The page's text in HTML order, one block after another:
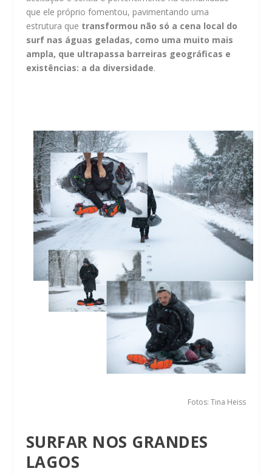
que ele próprio fomentou, pavimentando uma
estrutura que transformou não só a cena local do
surf nas águas geladas, como uma muito mais
ampla, que ultrapassa barreiras geográficas e
existências: a da diversidade.
Fotos: Tina Heiss
SURFAR NOS GRANDES
LAGOS